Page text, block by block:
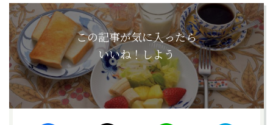
この記事が気に入ったら
いいね！しよう